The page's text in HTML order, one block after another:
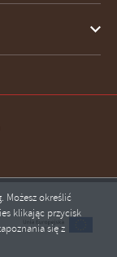
Możesz określić
klikając przycisk
się z